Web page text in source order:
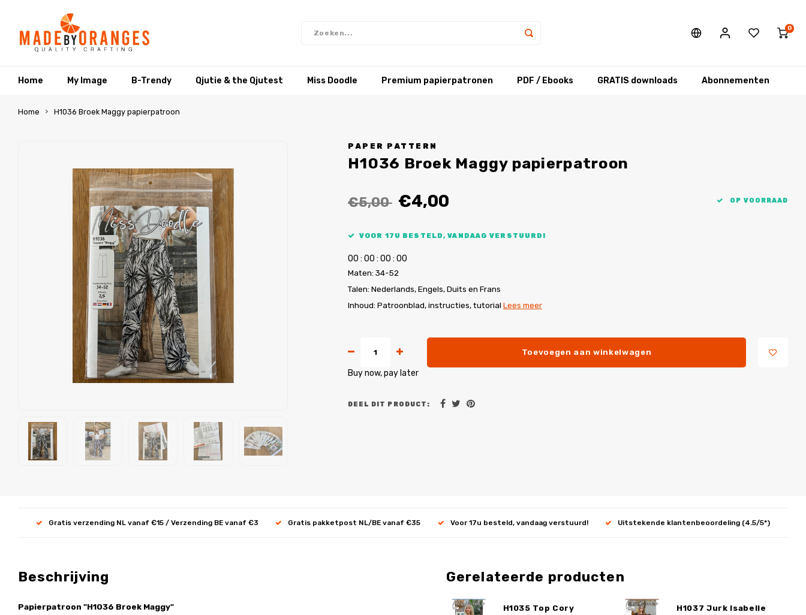
0
Home My Image B-Trendy Qjutie & the Qjutest Miss Doodle Premium papierpatronen PDF / Ebooks GRATIS downloads Abonnementen
Home H1036 Broek Maggy papierpatroon
PAPER PATTERN
H1036 Broek Maggy papierpatroon
€5,00 €4,00 OP VOORRAAD
VOOR 17U BESTELD, VANDAAG VERSTUURD!
00 : 00 : 00 : 00
Maten: 34-52
Talen: Nederlands, Engels, Duits en Frans
Inhoud: Patroonblad, instructies, tutorial Lees meer
Toevoegen aan winkelwagen
Buy now, pay later
DEEL DIT PRODUCT:
Gratis verzending NL vanaf €15 / Verzending BE vanaf €3 Gratis pakketpost NL/BE vanaf €35 Voor 17u besteld, vandaag verstuurd! Uitstekende klantenbeoordeling (4.5/5*)
Beschrijving
Papierpatroon "H1036 Broek Maggy"
Gerelateerde producten
H1035 Top Cory H1037 Jurk Isabelle